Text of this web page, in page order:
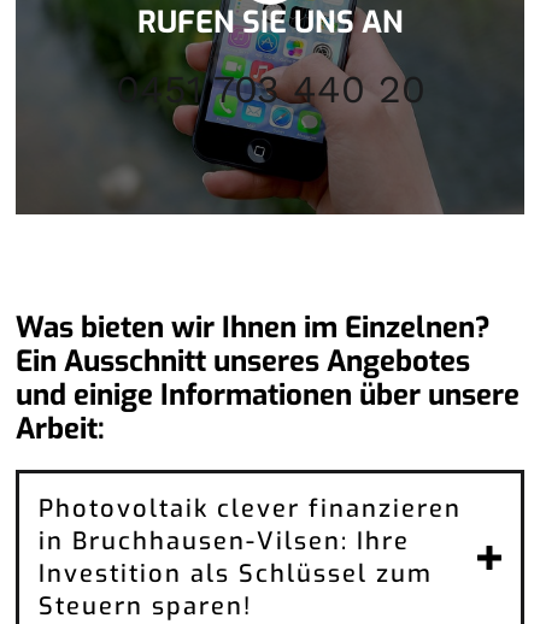
RUFEN SIE UNS AN
0451 703 440 20
Was bieten wir Ihnen im Einzelnen?
Ein Ausschnitt unseres Angebotes
und einige Informationen über unsere
Arbeit:
Photovoltaik clever finanzieren
in Bruchhausen-Vilsen: Ihre
Investition als Schlüssel zum
Steuern sparen!